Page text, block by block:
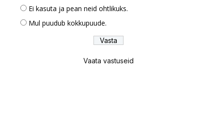
Ei kasuta ja pean neid ohtlikuks.
Mul puudub kokkupuude.
Vaata vastuseid